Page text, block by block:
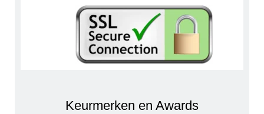
Keurmerken en Awards